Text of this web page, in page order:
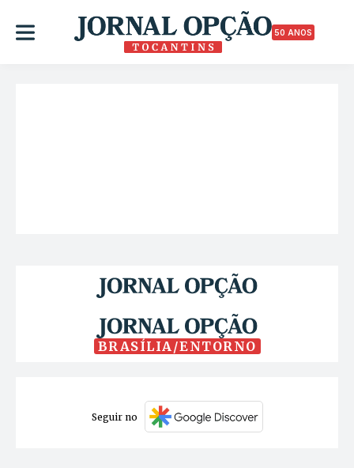
50 ANOS
BRASÍLIA/ENTORNO
Seguir no